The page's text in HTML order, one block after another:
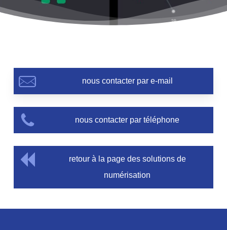
nous contacter par e-mail
nous contacter par téléphone
retour à la page des solutions de
numérisation